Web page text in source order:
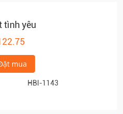
tình yêu
mua
HBI-1143